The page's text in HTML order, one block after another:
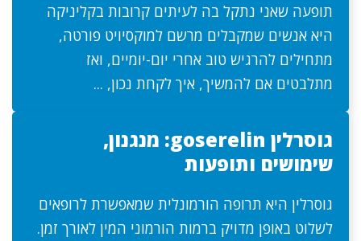
תופעה שאני נתקל בה לעיתים קרובות בקליניקה
היא אנשים שמקבלים מרשם למוקסיויט פורטה,
מתחילים להרגיש טוב אחרי יום-יומיים, ואז
מתלבטים אם להמשיך, איך לקחת נכון, ...
גוסרלין goserelin: מנגנון,
שימושים ותופעות
גוסרלין היא תרופה הורמונלית שמאפשרת לרופאים
לשלוט באופן מדויק ברמות הורמוני המין לאורך זמן.